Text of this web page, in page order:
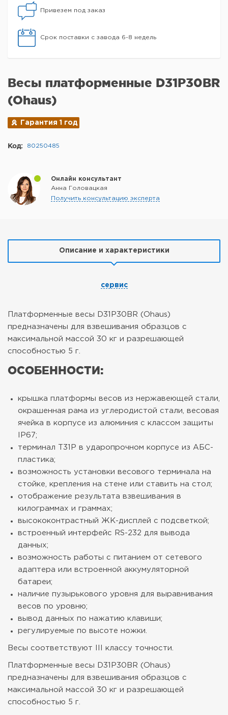
Привезем под заказ
Срок поставки с завода 6-8 недель
Весы платформенные D31P30BR
(Ohaus)
Гарантия 1 год
Код: 80250485
Онлайн консультант
Анна Головацкая
Получить консультацию эксперта
Описание и характеристики
сервис
Платформенные весы D31P30BR (Ohaus)
предназначены для взвешивания образцов с
максимальной массой 30 кг и разрешающей
способностью 5 г.
ОСОБЕННОСТИ:
крышка платформы весов из нержавеющей стали,
окрашенная рама из углеродистой стали, весовая
ячейка в корпусе из алюминия с классом защиты
IP67;
терминал T31P в ударопрочном корпусе из АБС-
пластика;
возможность установки весового терминала на
стойке, крепления на стене или ставить на стол;
отображение результата взвешивания в
килограммах и граммах;
высококонтрастный ЖК-дисплей с подсветкой;
встроенный интерфейс RS-232 для вывода
данных;
возможность работы с питанием от сетевого
адаптера или встроенной аккумуляторной
батареи;
наличие пузырькового уровня для выравнивания
весов по уровню;
вывод данных по нажатию клавиши;
регулируемые по высоте ножки.
Весы соответствуют III классу точности.
Платформенные весы D31P30BR (Ohaus)
предназначены для взвешивания образцов с
максимальной массой 30 кг и разрешающей
способностью 5 г.